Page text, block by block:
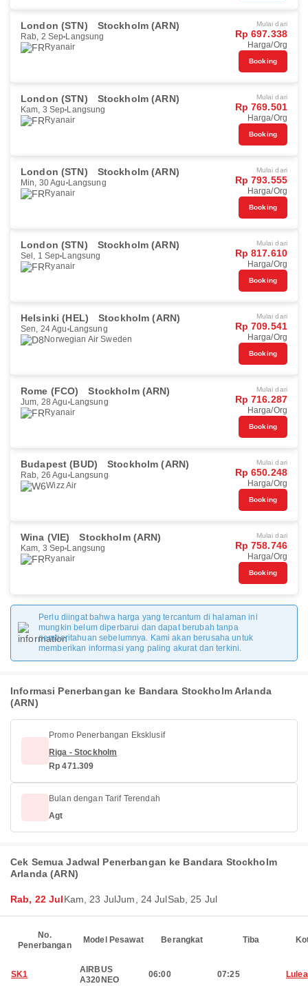
London (STN) Stockholm (ARN)
Rab, 2 Sep Langsung
Ryanair
Mulai dari
Rp 697.338
Harga/Org
Booking
London (STN) Stockholm (ARN)
Kam, 3 Sep Langsung
Ryanair
Mulai dari
Rp 769.501
Harga/Org
Booking
London (STN) Stockholm (ARN)
Min, 30 Agu Langsung
Ryanair
Mulai dari
Rp 793.555
Harga/Org
Booking
London (STN) Stockholm (ARN)
Sel, 1 Sep Langsung
Ryanair
Mulai dari
Rp 817.610
Harga/Org
Booking
Helsinki (HEL) Stockholm (ARN)
Sen, 24 Agu Langsung
Norwegian Air Sweden
Mulai dari
Rp 709.541
Harga/Org
Booking
Rome (FCO) Stockholm (ARN)
Jum, 28 Agu Langsung
Ryanair
Mulai dari
Rp 716.287
Harga/Org
Booking
Budapest (BUD) Stockholm (ARN)
Rab, 26 Agu Langsung
Wizz Air
Mulai dari
Rp 650.248
Harga/Org
Booking
Wina (VIE) Stockholm (ARN)
Kam, 3 Sep Langsung
Ryanair
Mulai dari
Rp 758.746
Harga/Org
Booking
Perlu diingat bahwa harga yang tercantum di halaman ini
mungkin belum diperbarui dan dapat berubah tanpa
pemberitahuan sebelumnya. Kami akan berusaha untuk
memberikan informasi yang paling akurat dan terkini.
Informasi Penerbangan ke Bandara Stockholm Arlanda
(ARN)
Promo Penerbangan Eksklusif
Riga - Stockholm
Rp 471.309
Bulan dengan Tarif Terendah
Agt
Cek Semua Jadwal Penerbangan ke Bandara Stockholm
Arlanda (ARN)
Rab, 22 JulKam, 23 JulJum, 24 JulSab, 25 Jul
No.
Penerbangan
Model Pesawat Berangkat Tiba
SK1
AIRBUS
A320NEO
06:00 07:25 Lulea